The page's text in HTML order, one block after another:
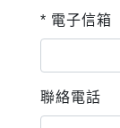
* 電子信箱
聯絡電話